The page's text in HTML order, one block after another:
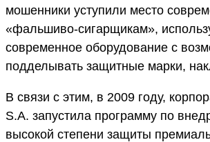
мошенники уступили место
«фальшиво-сигарщикам»,
современное оборудование с
подделывать защитные марки,
В связи с этим, в 2009 году,
S.A. запустила программу по
высокой степени защиты